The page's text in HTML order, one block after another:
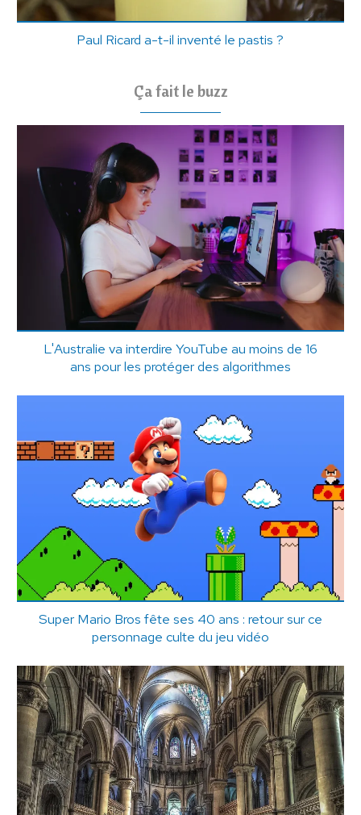
Paul Ricard a-t-il inventé le pastis ?
Ça fait le buzz
L'Australie va interdire YouTube au moins de 16
ans pour les protéger des algorithmes
Super Mario Bros fête ses 40 ans : retour sur ce
personnage culte du jeu vidéo